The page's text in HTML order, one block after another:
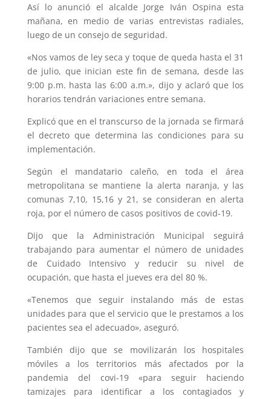
Así lo anunció el alcalde Jorge Iván Ospina esta
mañana, en medio de varias entrevistas radiales,
luego de un consejo de seguridad.
«Nos vamos de ley seca y toque de queda hasta el 31
de julio, que inician este fin de semana, desde las
9:00 p.m. hasta las 6:00 a.m.», dijo y aclaró que los
horarios tendrán variaciones entre semana.
Explicó que en el transcurso de la jornada se firmará
el decreto que determina las condiciones para su
implementación.
Según el mandatario caleño, en toda el área
metropolitana se mantiene la alerta naranja, y las
comunas 7,10, 15,16 y 21, se consideran en alerta
roja, por el número de casos positivos de covid-19.
Dijo que la Administración Municipal seguirá
trabajando para aumentar el número de unidades
de Cuidado Intensivo y reducir su nivel de
ocupación, que hasta el jueves era del 80 %.
«Tenemos que seguir instalando más de estas
unidades para que el servicio que le prestamos a los
pacientes sea el adecuado», aseguró.
También dijo que se movilizarán los hospitales
móviles a los territorios más afectados por la
pandemia del covi-19 «para seguir haciendo
tamizajes para identificar a los contagiados y